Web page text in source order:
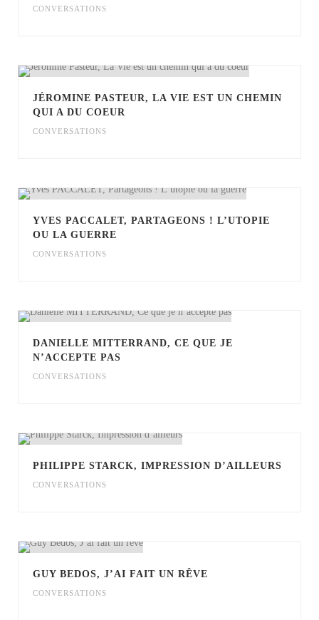
CONVERSATIONS
JÉROMINE PASTEUR, LA VIE EST UN CHEMIN
QUI A DU COEUR
CONVERSATIONS
YVES PACCALET, PARTAGEONS ! L’UTOPIE
OU LA GUERRE
CONVERSATIONS
DANIELLE MITTERRAND, CE QUE JE
N’ACCEPTE PAS
CONVERSATIONS
PHILIPPE STARCK, IMPRESSION D’AILLEURS
CONVERSATIONS
GUY BEDOS, J’AI FAIT UN RÊVE
CONVERSATIONS